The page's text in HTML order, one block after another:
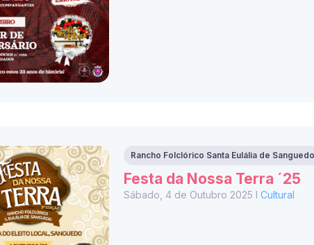
Rancho Folclórico Santa Eulália de Sanguedo
Festa da Nossa Terra ´25
Sábado, 4 de Outubro 2025 I Cultural